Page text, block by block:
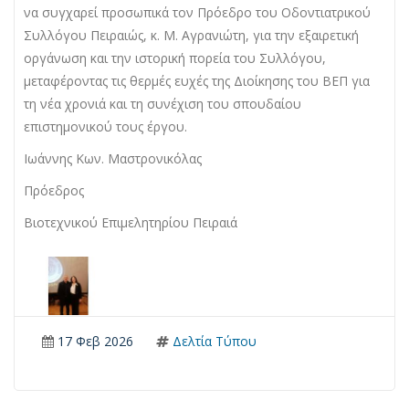
να συγχαρεί προσωπικά τον Πρόεδρο του Οδοντιατρικού
Συλλόγου Πειραιώς, κ. Μ. Αγρανιώτη, για την εξαιρετική
οργάνωση και την ιστορική πορεία του Συλλόγου,
μεταφέροντας τις θερμές ευχές της Διοίκησης του ΒΕΠ για
τη νέα χρονιά και τη συνέχιση του σπουδαίου
επιστημονικού τους έργου.
Ιωάννης Κων. Μαστρονικόλας
Πρόεδρος
Βιοτεχνικού Επιμελητηρίου Πειραιά
17 Φεβ 2026 Δελτία Τύπου